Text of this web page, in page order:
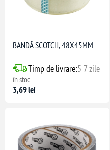
BANDĂ SCOTCH, 48X45MM
Timp de livrare:5-7 zile
în stoc
3,69 lei